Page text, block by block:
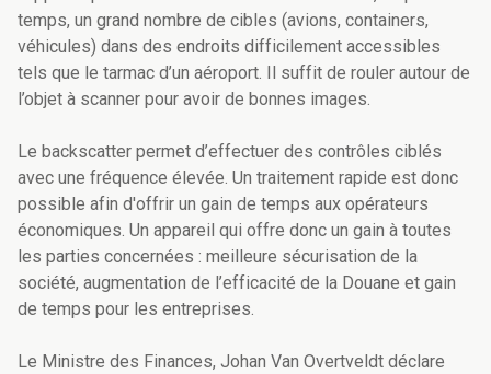
temps, un grand nombre de cibles (avions, containers,
véhicules) dans des endroits difficilement accessibles
tels que le tarmac d’un aéroport. Il suffit de rouler autour de
l’objet à scanner pour avoir de bonnes images.
Le backscatter permet d’effectuer des contrôles ciblés
avec une fréquence élevée. Un traitement rapide est donc
possible afin d'offrir un gain de temps aux opérateurs
économiques. Un appareil qui offre donc un gain à toutes
les parties concernées : meilleure sécurisation de la
société, augmentation de l’efficacité de la Douane et gain
de temps pour les entreprises.
Le Ministre des Finances, Johan Van Overtveldt déclare